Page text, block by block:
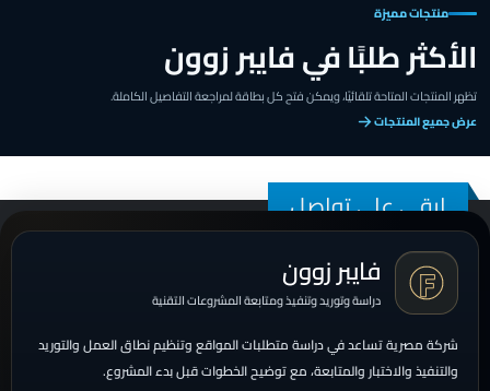
منتجات مميزة
الأكثر طلبًا في فايبر زوون
تظهر المنتجات المتاحة تلقائيًا، ويمكن فتح كل بطاقة لمراجعة التفاصيل الكاملة.
عرض جميع المنتجات
ابقى على تواصل
فايبر زوون
دراسة وتوريد وتنفيذ ومتابعة المشروعات التقنية
شركة مصرية تساعد في دراسة متطلبات المواقع وتنظيم نطاق العمل والتوريد
والتنفيذ والاختبار والمتابعة، مع توضيح الخطوات قبل بدء المشروع.